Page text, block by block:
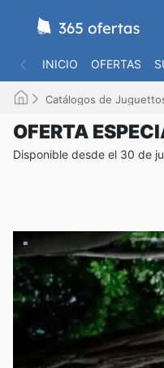
INICIO OFERTAS
Catálogos de
OFERTA
Disponible desde el 30 de